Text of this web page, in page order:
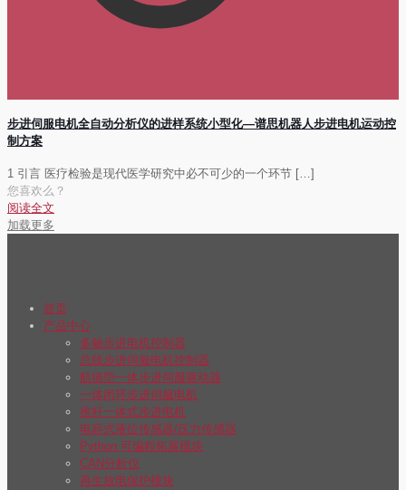
步进伺服电机全自动分析仪的进样系统小型化—谱思机器人步进电机运动控
制方案
1 引言 医疗检验是现代医学研究中必不可少的一个环节 […]
您喜欢么？
阅读全文
加载更多
首页
产品中心
多轴步进电机控制器
总线步进伺服电机控制器
航插型一体步进伺服驱动器
一体闭环步进伺服电机
推杆一体式步进电机
电容式液位传感器/压力传感器
Python 可编程拓展模块
CAN分析仪
再生放电保护模块